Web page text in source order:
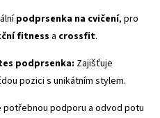
podprsenka na cvičení, pro
fitness a crossfit.
podprsenka: Zajišťuje
pozici s unikátním stylem.
potřebnou podporu a odvod potu